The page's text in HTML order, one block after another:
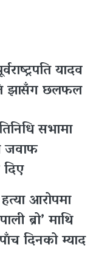
यादव
झासँग छलफल
सभामा
जवाफ
आरोपमा
ब्रो’ माथि
दिनको म्याद